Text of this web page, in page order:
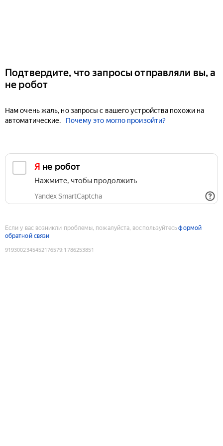
Подтвердите, что запросы отправляли вы, а
не робот
Нам очень жаль, но запросы с вашего устройства похожи на
автоматические.
Почему это могло произойти?
Я не робот
Нажмите, чтобы продолжить
Yandex SmartCaptcha
Если у вас возникли проблемы, пожалуйста, воспользуйтесьформой
обратной связи
9193002345452176579:1786253851